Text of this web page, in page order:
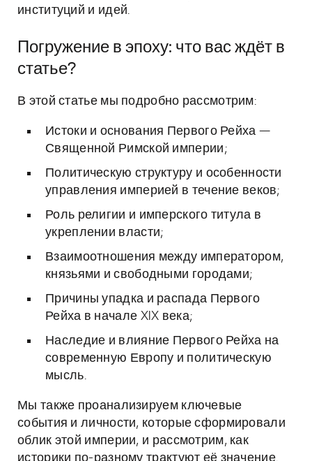
институций и идей.
Погружение в эпоху: что вас ждёт в
статье?
В этой статье мы подробно рассмотрим:
Истоки и основания Первого Рейха —
Священной Римской империи;
Политическую структуру и особенности
управления империей в течение веков;
Роль религии и имперского титула в
укреплении власти;
Взаимоотношения между императором,
князьями и свободными городами;
Причины упадка и распада Первого
Рейха в начале XIX века;
Наследие и влияние Первого Рейха на
современную Европу и политическую
мысль.
Мы также проанализируем ключевые
события и личности, которые сформировали
облик этой империи, и рассмотрим, как
историки по-разному трактуют её значение.